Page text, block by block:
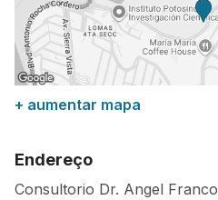
+ aumentar mapa
Endereço
Consultorio Dr. Angel Franco